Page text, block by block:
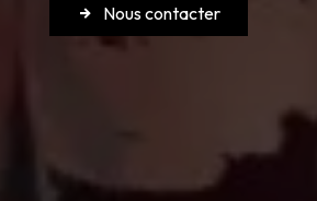
Nous contacter